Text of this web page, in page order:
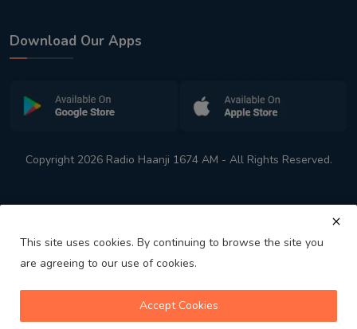
Download Our Apps
Copyright 2026 Radio Haanji 1674 AM - All Rights Reserved.
This site uses cookies. By continuing to browse the site you
are agreeing to our use of cookies.
Accept Cookies
Australia's No. 1 Indian Radio Station
volume_up